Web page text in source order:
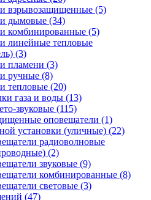
взрывозащищенные (5)
дымовые (34)
комбинированные (5)
линейные тепловые
(3)
пламени (3)
ручные (8)
тепловые (20)
газа и воды (13)
звуковые (115)
оповещатели (1)
установки (уличные) (22)
радиоволновые
(2)
звуковые (9)
комбинированные (8)
световые (3)
(47)